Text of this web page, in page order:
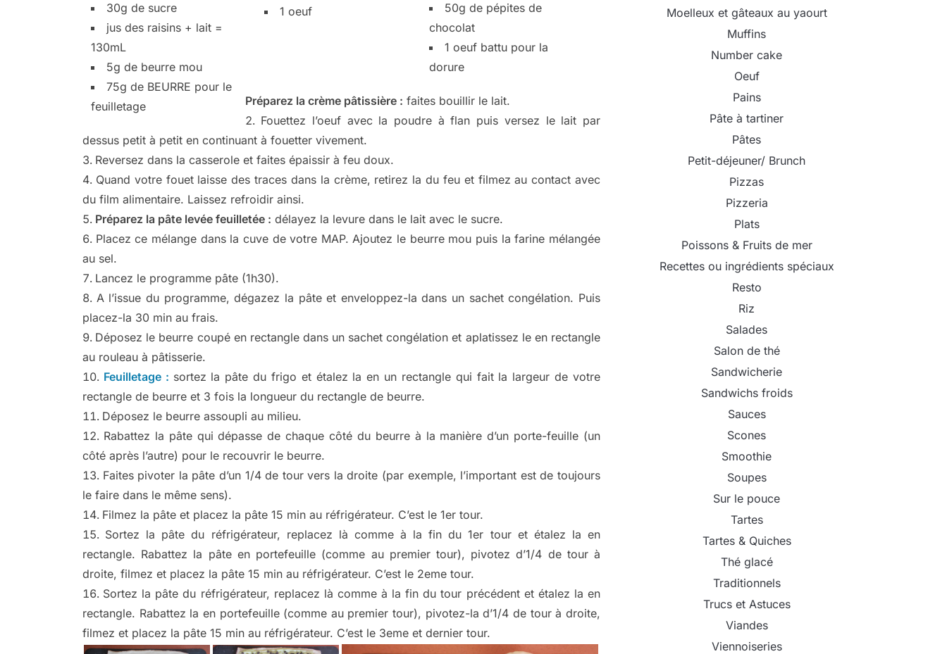
30g de sucre
jus des raisins + lait =
130mL
5g de beurre mou
75g de BEURRE pour le
feuilletage
1 oeuf
50g de pépites de
chocolat
1 oeuf battu pour la
dorure
Préparez la crème pâtissière : faites bouillir le lait.
Fouettez l’oeuf avec la poudre à flan puis versez le lait par
dessus petit à petit en continuant à fouetter vivement.
Reversez dans la casserole et faites épaissir à feu doux.
Quand votre fouet laisse des traces dans la crème, retirez la du feu et filmez au contact avec
du film alimentaire. Laissez refroidir ainsi.
Préparez la pâte levée feuilletée : délayez la levure dans le lait avec le sucre.
Placez ce mélange dans la cuve de votre MAP. Ajoutez le beurre mou puis la farine mélangée
au sel.
Lancez le programme pâte (1h30).
A l’issue du programme, dégazez la pâte et enveloppez-la dans un sachet congélation. Puis
placez-la 30 min au frais.
Déposez le beurre coupé en rectangle dans un sachet congélation et aplatissez le en rectangle
au rouleau à pâtisserie.
Feuilletage : sortez la pâte du frigo et étalez la en un rectangle qui fait la largeur de votre
rectangle de beurre et 3 fois la longueur du rectangle de beurre.
Déposez le beurre assoupli au milieu.
Rabattez la pâte qui dépasse de chaque côté du beurre à la manière d’un porte-feuille (un
côté après l’autre) pour le recouvrir le beurre.
Faites pivoter la pâte d’un 1/4 de tour vers la droite (par exemple, l’important est de toujours
le faire dans le même sens).
Filmez la pâte et placez la pâte 15 min au réfrigérateur. C’est le 1er tour.
Sortez la pâte du réfrigérateur, replacez là comme à la fin du 1er tour et étalez la en
rectangle. Rabattez la pâte en portefeuille (comme au premier tour), pivotez d’1/4 de tour à
droite, filmez et placez la pâte 15 min au réfrigérateur. C’est le 2eme tour.
Sortez la pâte du réfrigérateur, replacez là comme à la fin du tour précédent et étalez la en
rectangle. Rabattez la en portefeuille (comme au premier tour), pivotez-la d’1/4 de tour à droite,
filmez et placez la pâte 15 min au réfrigérateur. C’est le 3eme et dernier tour.
Moelleux et gâteaux au yaourt
Muffins
Number cake
Oeuf
Pains
Pâte à tartiner
Pâtes
Petit-déjeuner/ Brunch
Pizzas
Pizzeria
Plats
Poissons & Fruits de mer
Recettes ou ingrédients spéciaux
Resto
Riz
Salades
Salon de thé
Sandwicherie
Sandwichs froids
Sauces
Scones
Smoothie
Soupes
Sur le pouce
Tartes
Tartes & Quiches
Thé glacé
Traditionnels
Trucs et Astuces
Viandes
Viennoiseries